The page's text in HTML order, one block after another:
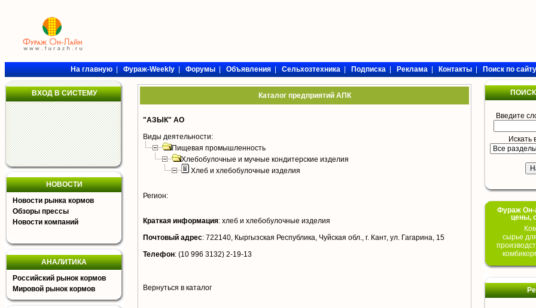
На главную|Фураж-Weekly|Форумы|Объявления|Сельхозтехника|Подписка|Реклама|Контакты|Поиск по сайту
ВХОД В СИСТЕМУ
НОВОСТИ
Новости рынка кормов
Обзоры прессы
Новости компаний
АНАЛИТИКА
Российский рынок кормов
Мировой рынок кормов
Каталог предприятий АПК
"АЗЫК" АО
Виды деятельности:
Пищевая промышленность
Хлебобулочные и мучные кондитерские изделия
Хлеб и хлебобулочные изделия
Регион:
Краткая информация: хлеб и хлебобулочные изделия
Почтовый адрес: 722140, Кыргызская Республика, Чуйская обл., г. Кант, ул. Гагарина, 15
Телефон: (10 996 3132) 2-19-13
Вернуться в каталог
Введите
Искать
Фураж Он-
цены,
сырье